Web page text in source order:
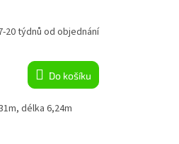
R
M
A
20 týdnů od objednání
Do košíku
délka 6,24m